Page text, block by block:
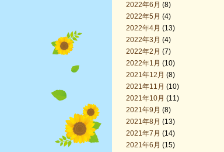
2022年6月 (8)
2022年5月 (4)
2022年4月 (13)
2022年3月 (4)
2022年2月 (7)
2022年1月 (10)
2021年12月 (8)
2021年11月 (10)
2021年10月 (11)
2021年9月 (8)
2021年8月 (13)
2021年7月 (14)
2021年6月 (15)